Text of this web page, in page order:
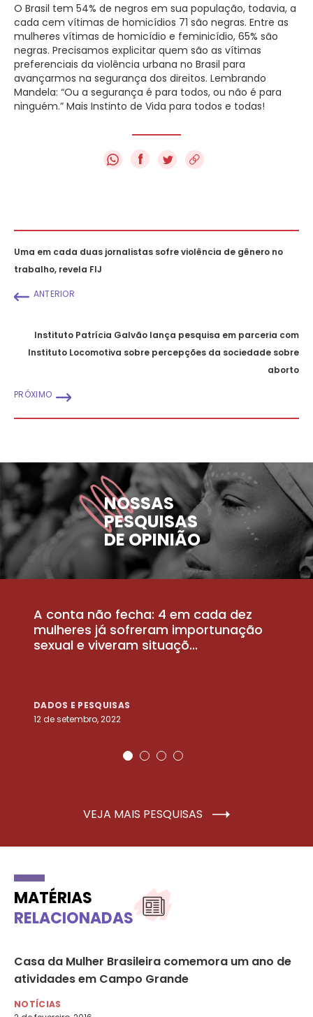
O Brasil tem 54% de negros em sua população, todavia, a
cada cem vítimas de homicídios 71 são negras. Entre as
mulheres vítimas de homicídio e feminicídio, 65% são
negras. Precisamos explicitar quem são as vítimas
preferenciais da violência urbana no Brasil para
avançarmos na segurança dos direitos. Lembrando
Mandela: “Ou a segurança é para todos, ou não é para
ninguém.” Mais Instinto de Vida para todos e todas!
f
Uma em cada duas jornalistas sofre violência de gênero no
trabalho, revela FIJ
ANTERIOR
Instituto Patrícia Galvão lança pesquisa em parceria com
Instituto Locomotiva sobre percepções da sociedade sobre
aborto
PRÓXIMO
NOSSAS
PESQUISAS
DE OPINIÃO
A conta não fecha: 4 em cada dez
mulheres já sofreram importunação
sexual e viveram situaçõ...
DADOS E PESQUISAS
12 de setembro, 2022
VEJA MAIS PESQUISAS
MATÉRIAS
RELACIONADAS
Casa da Mulher Brasileira comemora um ano de
atividades em Campo Grande
NOTÍCIAS